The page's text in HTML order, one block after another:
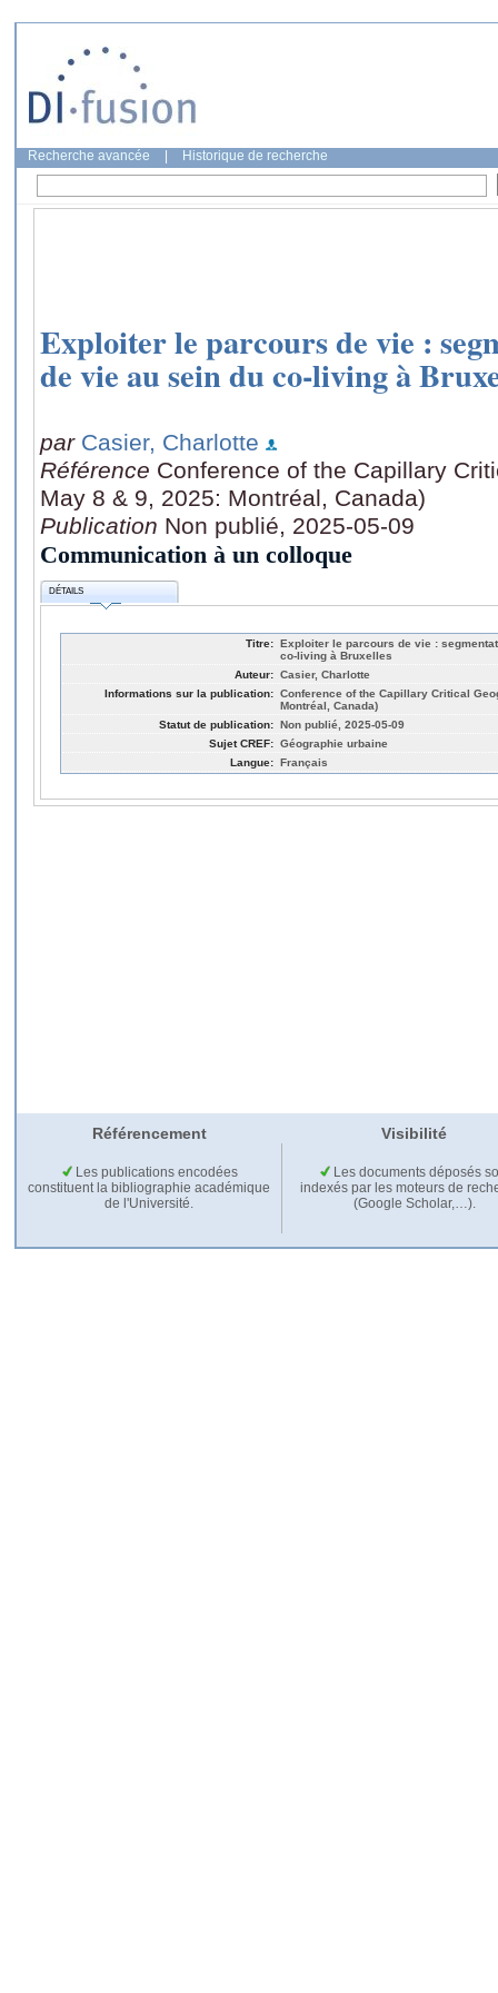
Recherche avancée Historique de recherche
Exploiter le parcours de vie :
de vie au sein du co-living à
par Casier, Charlotte
Référence Conference of the Capillary
May 8 & 9, 2025: Montréal, Canada)
Publication Non publié, 2025-05-09
Communication à un colloque
DÉTAILS
Titre: Exploiter le parcours de vie :
co-living à Bruxelles
Auteur: Casier, Charlotte
Informations sur la publication: Conference of the Capillary Critical
Montréal, Canada)
Statut de publication: Non publié, 2025-05-09
Sujet CREF: Géographie urbaine
Langue: Français
Référencement Visibilité
Les publications encodées
constituent la bibliographie académique
de l'Université.
Les documents déposés
indexés par les moteurs de
(Google Scholar,…).